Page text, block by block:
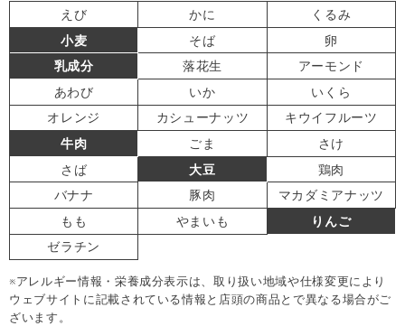
えび かに
くるみ
小麦
そば
卵
乳成分
落花生
アーモンド
あわび
いか
いくら
オレンジ
カシューナッツ
キウイフルーツ
牛肉
ごま
さけ
さば
大豆
鶏肉
バナナ
豚肉
マカダミアナッツ
もも
やまいも
りんご
ゼラチン
※アレルギー情報・栄養成分表示は、取り扱い地域や仕様変更により
ウェブサイトに記載されている情報と店頭の商品とで異なる場合がご
ざいます。